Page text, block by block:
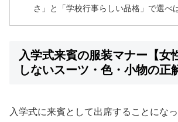
さ」と「学校行事らしい品格」で選べ
入学式来賓の服装マナー【女
しないスーツ・色・小物の正
入学式に来賓として出席することにな